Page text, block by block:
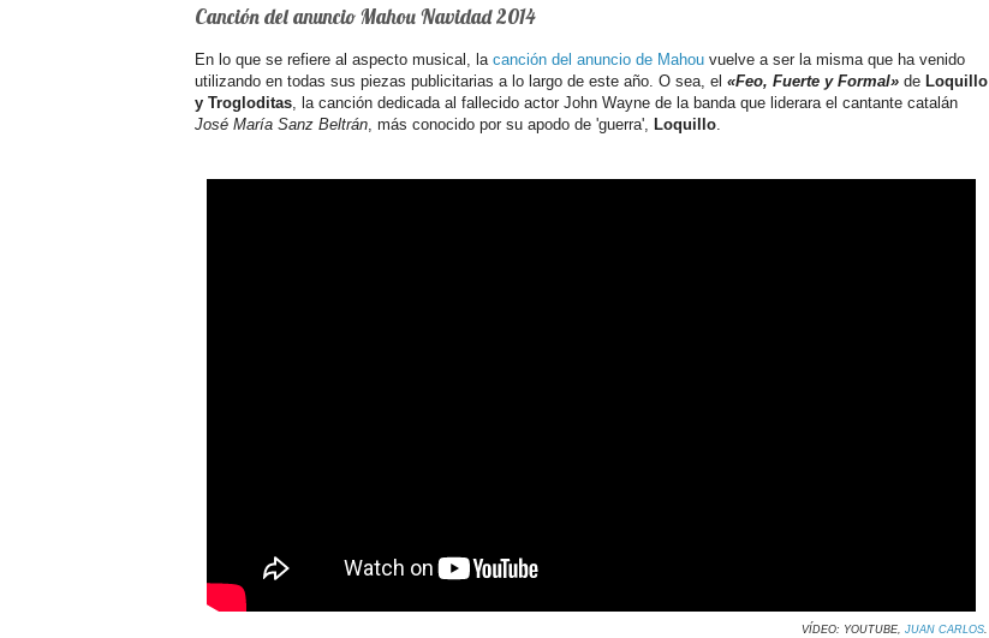
Canción del anuncio Mahou Navidad 2014
En lo que se refiere al aspecto musical, la canción del anuncio de Mahou vuelve a ser la misma que ha venido
utilizando en todas sus piezas publicitarias a lo largo de este año. O sea, el «Feo, Fuerte y Formal» de Loquillo
y Trogloditas, la canción dedicada al fallecido actor John Wayne de la banda que liderara el cantante catalán
José María Sanz Beltrán, más conocido por su apodo de 'guerra', Loquillo.
VÍDEO: YOUTUBE, JUAN CARLOS.